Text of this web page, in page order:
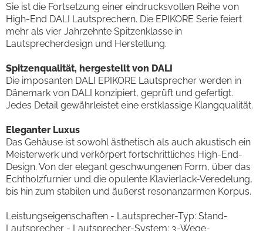
Sie ist die Fortsetzung einer eindrucksvollen Reihe von
High-End DALI Lautsprechern. Die EPIKORE Serie feiert
mehr als vier Jahrzehnte Spitzenklasse in
Lautsprecherdesign und Herstellung.
Spitzenqualität, hergestellt von DALI
Die imposanten DALI EPIKORE Lautsprecher werden in
Dänemark von DALI konzipiert, geprüft und gefertigt.
Jedes Detail gewährleistet eine erstklassige Klangqualität.
Eleganter Luxus
Das Gehäuse ist sowohl ästhetisch als auch akustisch ein
Meisterwerk und verkörpert fortschrittliches High-End-
Design. Von der elegant geschwungenen Form, über das
Echtholzfurnier und die opulente Klavierlack-Veredelung,
bis hin zum stabilen und äußerst resonanzarmen Korpus.
Leistungseigenschaften - Lautsprecher-Typ: Stand-
Lautsprecher - Lautsprecher-System: 3-Wege-